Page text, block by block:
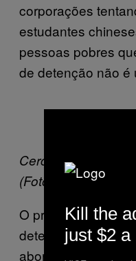
corporações
estudantes
pessoas pobres
de detenção não é
Cerca do Centro
(Foto cortesia da
O principal
detentos com quem
abordado pelo
Kill the
just $2 a